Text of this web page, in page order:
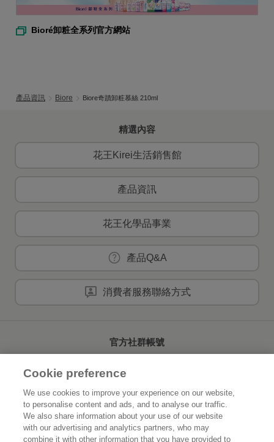
Bioré卸粧全系列官方網站
產品資訊 Biore Biore奇蹟卸粧慕絲 210ml
精選內容
花王Kirei生活銷售館
產品資訊
花王化學品事業
產品Q&A
消費者服務聯絡方式
官方社群帳號
首頁 關於花王
可持續發展 創新研發
Cookie preference
We use cookies to improve your experience on our website,
to personalise content and ads, and to analyse our traffic.
We also share information about your use of our website
with our advertising and analytics partners, who may
combine it with other information that you have provided to